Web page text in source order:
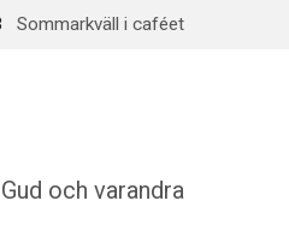
Sommarkväll i caféet
och varandra